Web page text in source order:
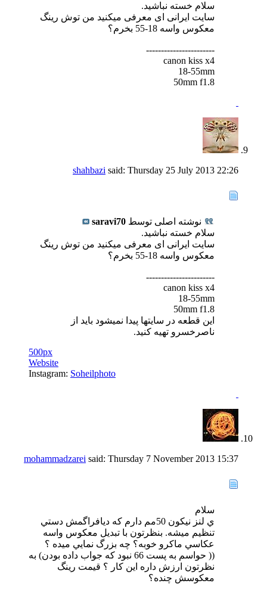
سلام خسته نباشید.
سایت ایرانی ای معرفی میکنید من توش رینگ
معکوس واسه 18-55 بخرم؟
-----------------------
canon kiss x4
18-55mm
50mm f1.8
shahbazi said: Thursday 25 July 2013 22:26
نوشته اصلی توسط saravi70
سلام خسته نباشید.
سایت ایرانی ای معرفی میکنید من توش رینگ
معکوس واسه 18-55 بخرم؟
-----------------------
canon kiss x4
18-55mm
50mm f1.8
این قطعه در سایتها پیدا نمیشود باید از
ناصرخسرو تهیه کنید.
500px
Website
Instagram: Soheilphoto
mohammadzarei said: Thursday 7 November 2013 15:37
سلام
ي لنز نيكون 50مم دارم كه ديافراگمش دستي
تنظيم ميشه. بنظرتون با تبديل معكوس واسه
عكاسي ماكرو خوبه؟ چه بزرگ نمايي ميده ؟
(( حواسم به پست 66 نبود كه جواب داده بودن) به
نظرتون ارزش داره اين كار ؟ قيمت رينگ
معكوسش چنده؟